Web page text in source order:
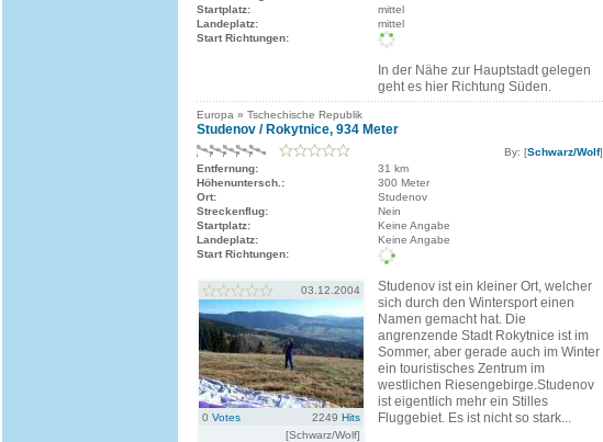
Startplatz:
mittel
Landeplatz:
mittel
Start Richtungen:
In der Nähe zur Hauptstadt gelegen
geht es hier Richtung Süden.
Europa » Tschechische Republik
Studenov / Rokytnice, 934 Meter
By: [Schwarz/Wolf]
Entfernung:
31 km
Höhenuntersch.:
300 Meter
Ort:
Studenov
Streckenflug:
Nein
Startplatz:
Keine Angabe
Landeplatz:
Keine Angabe
Start Richtungen:
03.12.2004
0 Votes 2249 Hits
[Schwarz/Wolf]
Studenov ist ein kleiner Ort, welcher
sich durch den Wintersport einen
Namen gemacht hat. Die
angrenzende Stadt Rokytnice ist im
Sommer, aber gerade auch im Winter
ein touristisches Zentrum im
westlichen Riesengebirge.Studenov
ist eigentlich mehr ein Stilles
Fluggebiet. Es ist nicht so stark...